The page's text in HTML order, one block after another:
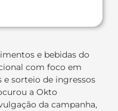
e bebidas do
com foco em
sorteio de ingressos
a Okto
da campanha,